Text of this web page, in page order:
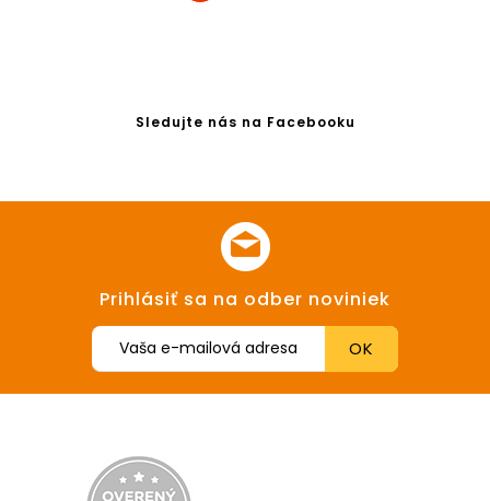
Sledujte nás na Facebooku
Prihlásiť sa na odber noviniek